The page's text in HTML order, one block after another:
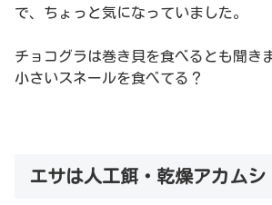
で、ちょっと気になっていました。
チョコグラは巻き貝を食べるとも聞き
小さいスネールを食べてる？
エサは人工餌・乾燥アカムシ